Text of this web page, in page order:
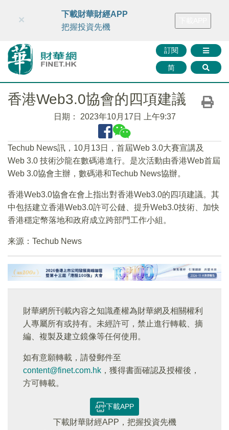
財華智庫網 FINTV FINMETA 財華證券 媒體矩陣
訂閱
简
×
下載財華財經APP
把握投資先機
香港Web3.0協會的四項建議
日期： 2023年10月17日 上午9:37
Techub News訊，10月13日，首屆Web 3.0大賽宣講及
Web 3.0 技術沙龍在數碼港進行。是次活動由香港Web首屆
Web 3.0協會主辦，數碼港和Techub News協辦。
香港Web3.0協會在會上指出對香港Web3.0的四項建議。其
中包括建立香港Web3.0許可公鏈、提升Web3.0技術、加快
香港穩定幣落地和政府成立跨部門工作小組。
来源：Techub News
財華網所刊載內容之知識產權為財華網及相關權利
人專屬所有或持有。未經許可，禁止進行轉載、摘
編、複製及建立鏡像等任何使用。
如有意願轉載，請發郵件至
content@finet.com.hk ，獲得書面確認及授權後，
方可轉載。
下載APP
下載財華財經APP，把握投資先機